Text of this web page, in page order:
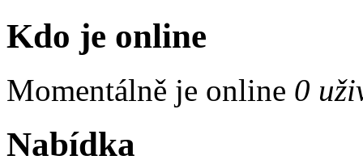
Kdo je online
Momentálně je online 0
Nabídka